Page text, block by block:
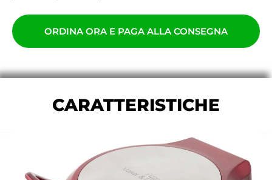
ORDINA ORA E PAGA ALLA CONSEGNA
CARATTERISTICHE